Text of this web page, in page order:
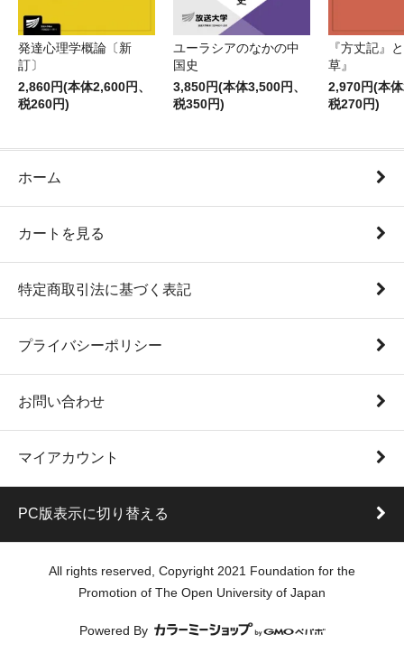
発達心理学概論〔新
訂〕
2,860円(本体2,600円、
税260円)
ユーラシアのなかの中
国史
3,850円(本体3,500円、
税350円)
『方丈記』
草』
2,970円(本
税270円)
ホーム
カートを見る
特定商取引法に基づく表記
プライバシーポリシー
お問い合わせ
マイアカウント
PC版表示に切り替える
All rights reserved, Copyright 2021 Foundation for the
Promotion of The Open University of Japan
Powered By